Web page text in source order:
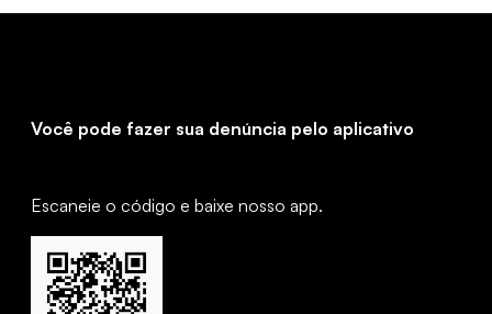
Você pode fazer sua denúncia pelo aplicativo
Escaneie o código e baixe nosso app.